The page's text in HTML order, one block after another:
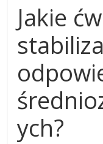
Jakie
ych?